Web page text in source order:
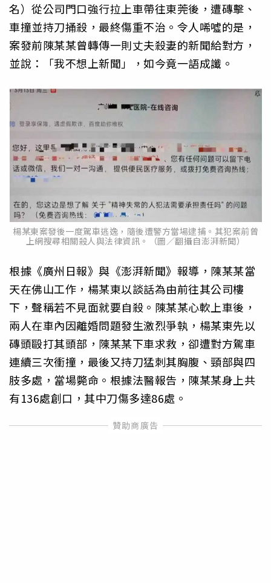
名）從公司門口強行拉上車帶往東莞後，遭磚擊、
車撞並持刀捅殺，最終傷重不治。令人唏噓的是，
案發前陳某某曾轉傳一則丈夫殺妻的新聞給對方，
並說：「我不想上新聞」，如今竟一語成讖。
楊某東案發後一度駕車逃逸，隨後遭警方當場逮捕。其犯案前曾
上網搜尋相關殺人與法律資訊。（圖／翻攝自澎湃新聞）
根據《廣州日報》與《澎湃新聞》報導，陳某某當
天在佛山工作，楊某東以談話為由前往其公司樓
下，聲稱若不見面就要自殺。陳某某心軟上車後，
兩人在車內因離婚問題發生激烈爭執，楊某東先以
磚頭毆打其頭部，陳某某下車求救，卻遭對方駕車
連續三次衝撞，最後又持刀猛刺其胸腹、頸部與四
肢多處，當場斃命。根據法醫報告，陳某某身上共
有136處創口，其中刀傷多達86處。